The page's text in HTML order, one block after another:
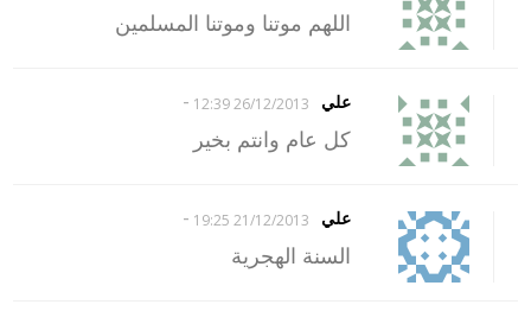
اللهم موتنا وموتنا المسلمين
علي 26/12/2013 12:39
-
كل عام وانتم بخير
علي 21/12/2013 19:25
-
السنة الهجرية